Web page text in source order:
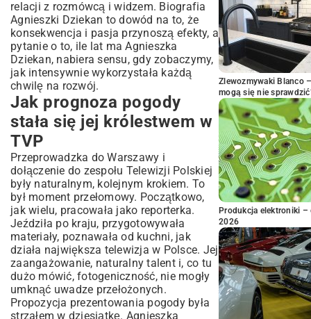
relacji z rozmówcą i widzem. Biografia
Agnieszki Dziekan to dowód na to, że
konsekwencja i pasja przynoszą efekty, a
pytanie o to, ile lat ma Agnieszka
Dziekan, nabiera sensu, gdy zobaczymy,
jak intensywnie wykorzystała każdą
chwilę na rozwój.
Jak prognoza pogody
stała się jej królestwem w
TVP
Przeprowadzka do Warszawy i
dołączenie do zespołu Telewizji Polskiej
były naturalnym, kolejnym krokiem. To
był moment przełomowy. Początkowo,
jak wielu, pracowała jako reporterka.
Jeździła po kraju, przygotowywała
materiały, poznawała od kuchni, jak
działa największa telewizja w Polsce. Jej
zaangażowanie, naturalny talent i, co tu
dużo mówić, fotogeniczność, nie mogły
umknąć uwadze przełożonych.
Propozycja prezentowania pogody była
strzałem w dziesiątkę. Agnieszka
Zlewozmywaki Blanco
mogą się nie
Produkcja elektroniki –
2026